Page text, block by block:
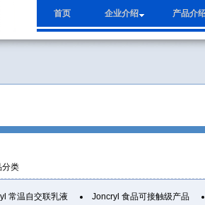
首页 企业介绍 产品介
分类
常温自交联乳液 Joncryl 食品可接触级产品